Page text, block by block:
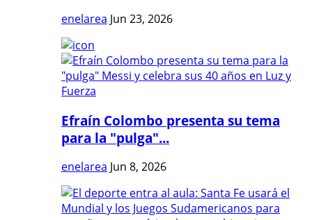
enelarea Jun 23, 2026
Efraín Colombo presenta su tema
para la "pulga"...
enelarea Jun 8, 2026